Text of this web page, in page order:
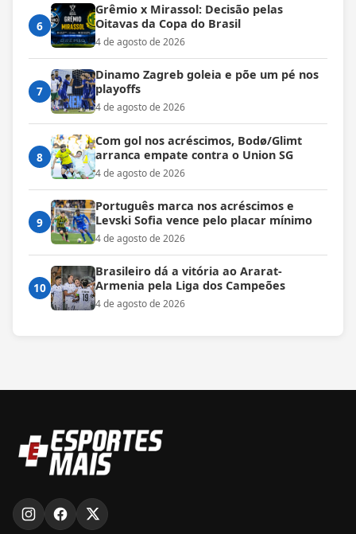
6
Grêmio x Mirassol: Decisão pelas
Oitavas da Copa do Brasil
4 de agosto de 2026
7
Dinamo Zagreb goleia e põe um pé nos
playoffs
4 de agosto de 2026
8
Com gol nos acréscimos, Bodø/Glimt
arranca empate contra o Union SG
4 de agosto de 2026
9
Português marca nos acréscimos e
Levski Sofia vence pelo placar mínimo
4 de agosto de 2026
10
Brasileiro dá a vitória ao Ararat-
Armenia pela Liga dos Campeões
4 de agosto de 2026